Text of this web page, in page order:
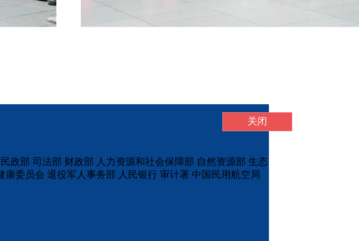
关闭
民政部 司法部 财政部 人力资源和社会保障部 自然资源部 生态
康委员会 退役军人事务部 人民银行 审计署 中国民用航空局